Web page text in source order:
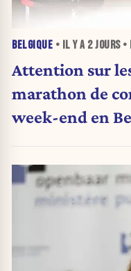
BELGIQUE • IL Y A 2 JOURS•
Attention sur
marathon de
week-end en